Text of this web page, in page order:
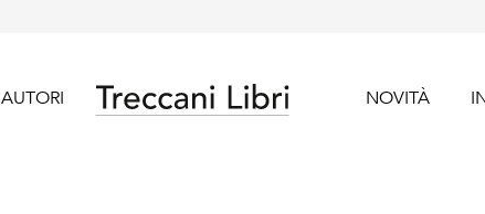
AUTORI NOVITÀ